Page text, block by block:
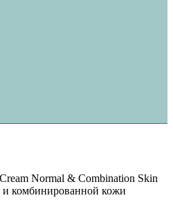
Normal & Combination Skin
комбинированной кожи